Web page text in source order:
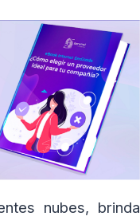
nubes, brinda